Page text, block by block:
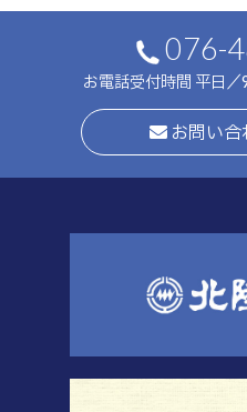
076-
お電話受付時間 平日
お問い合